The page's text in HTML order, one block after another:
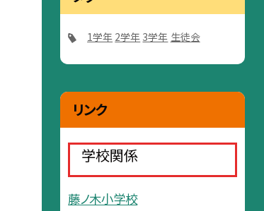
1学年 2学年 3学年 生徒会
リンク
学校関係
藤ノ木小学校